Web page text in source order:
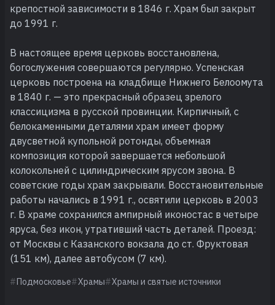
крепостной зависимости в 1846 г. Храм был закрыт
до 1991 г.
В настоящее время церковь восстановлена,
богослужения совершаются регулярно. Успенская
церковь построена на кладбище Нижнего Белоомута
в 1840 г. — это прекрасный образец зрелого
классицизма в русской провинции. Кирпичный, с
белокаменными деталями храм имеет форму
двусветной купольной ротонды, объемная
композиция которой завершается небольшой
колокольней с цилиндрическим ярусом звона. В
советские годы храм закрывали. Восстановительные
работы начались в 1991 г., освятили церковь в 2003
г. В храме сохранился ампирный иконостас в четыре
яруса, без икон, утративший часть деталей. Проезд:
от Москвы с Казанского вокзала до ст. Фруктовая
(151 км), далее автобусом (7 км).
Подмосковье Храмы Храмы и святые источники